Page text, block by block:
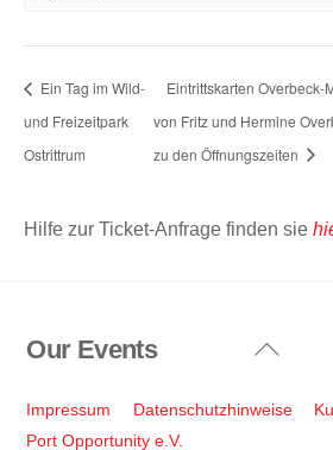
Ein Tag im Wild-
und Freizeitpark
Ostrittrum
Eintrittskarten Overbeck-
von Fritz und Hermine
zu den Öffnungszeiten
Hilfe zur Ticket-Anfrage finden sie
Back
Top
Our Events
Impressum Datenschutzhinweise
Port Opportunity e.V.